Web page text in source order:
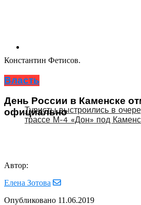
Туристы выстроились в
трассе М-4 «Дон» под
Константин Фетисов.
Власть
День России в Каменске
официально
Автор:
Елена Зотова
Опубликовано 11.06.2019